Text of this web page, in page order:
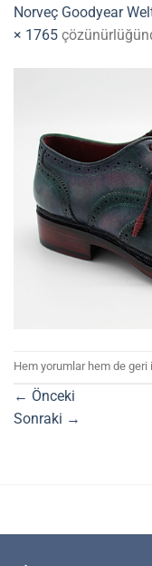
Norveç Goodyear
× 1765
Hem yorumlar hem de geri
← Önceki
Sonraki →